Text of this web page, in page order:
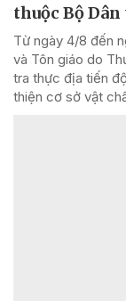
thuộc Bộ
Từ ngày 4/8 đến
và Tôn giáo do
tra thực địa tiến
thiện cơ sở vật